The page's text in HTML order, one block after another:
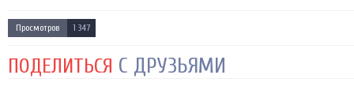
Просмотров 1 347
ПОДЕЛИТЬСЯ С ДРУЗЬЯМИ